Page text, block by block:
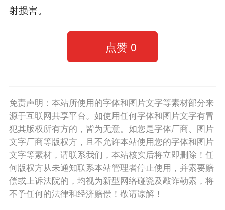
射损害。
点赞 0
免责声明：本站所使用的字体和图片文字等素材部分来
源于互联网共享平台。如使用任何字体和图片文字有冒
犯其版权所有方的，皆为无意。如您是字体厂商、图片
文字厂商等版权方，且不允许本站使用您的字体和图片
文字等素材，请联系我们，本站核实后将立即删除！任
何版权方从未通知联系本站管理者停止使用，并索要赔
偿或上诉法院的，均视为新型网络碰瓷及敲诈勒索，将
不予任何的法律和经济赔偿！敬请谅解！